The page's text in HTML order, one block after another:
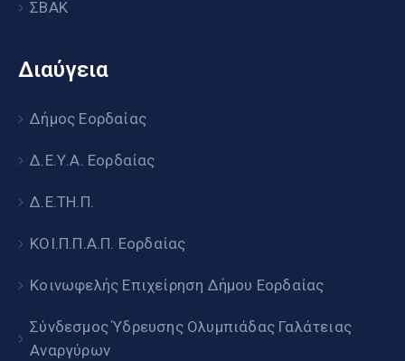
ΣΒΑΚ
Διαύγεια
Δήμος Εορδαίας
Δ.Ε.Υ.Α. Εορδαίας
Δ.Ε.ΤΗ.Π.
ΚΟΙ.Π.Π.Α.Π. Εορδαίας
Κοινωφελής Επιχείρηση Δήμου Εορδαίας
Σύνδεσμος Ύδρευσης Ολυμπιάδας Γαλάτειας
Αναργύρων